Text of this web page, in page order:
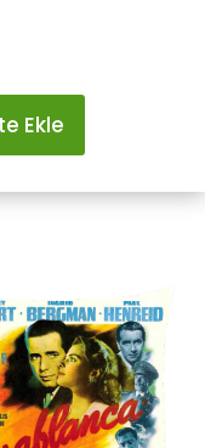
Ekle